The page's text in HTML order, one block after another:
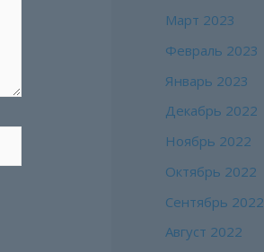
Март 2023
Февраль 2023
Январь 2023
Декабрь 2022
Ноябрь 2022
Октябрь 2022
Сентябрь 2022
Август 2022